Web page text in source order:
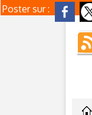
Poster sur :